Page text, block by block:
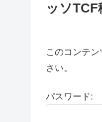
ッソTCF
このコンテ
さい。
パスワード: